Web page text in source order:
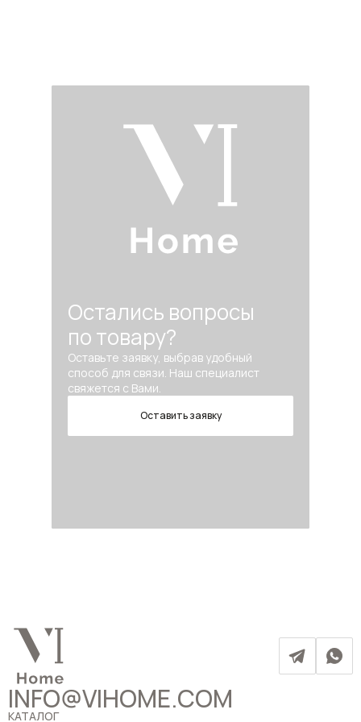
Остались вопросы
по товару?
Оставьте заявку, выбрав удобный
способ для связи. Наш специалист
свяжется с Вами.
Оставить заявку
INFO@VIHOME.COM
КАТАЛОГ